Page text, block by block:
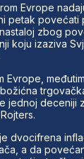
Evrope
petak povećati
zbog
koju izaziva
Evrope,
jednoj deceniji
dvocifrena
a da